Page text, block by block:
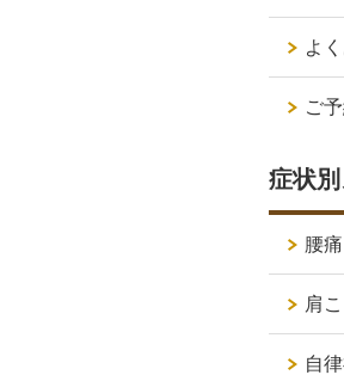
よ
ご
症状
腰痛
肩こ
自